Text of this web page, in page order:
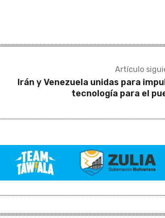
Artículo
Irán y Venezuela unidas para
tecnología para el